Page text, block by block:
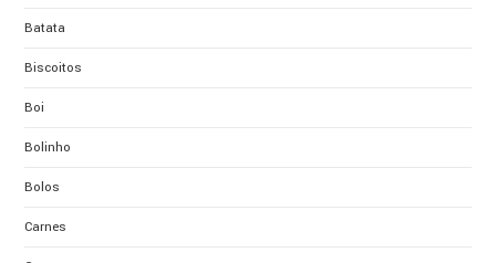
Batata
Biscoitos
Boi
Bolinho
Bolos
Carnes